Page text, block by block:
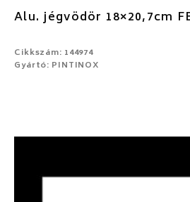
Alu. jégvödör 18×20,7cm
Cikkszám: 144974
Gyártó: PINTINOX